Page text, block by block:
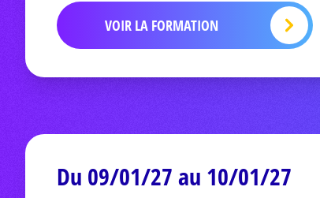
VOIR LA FORMATION
Du 09/01/27 au 10/01/27